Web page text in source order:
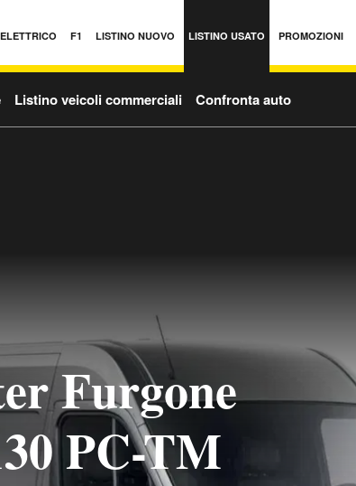
ELETTRICO F1 LISTINO NUOVO LISTINO USATO PROMOZIONI
Listino veicoli commerciali Confronta auto
Furgone
PC-TM